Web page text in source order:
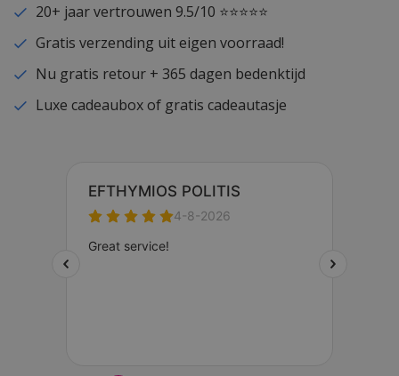
20+ jaar vertrouwen 9.5/10 ⭐⭐⭐⭐⭐
Gratis verzending uit eigen voorraad!
Nu gratis retour + 365 dagen bedenktijd
Luxe cadeaubox of gratis cadeautasje